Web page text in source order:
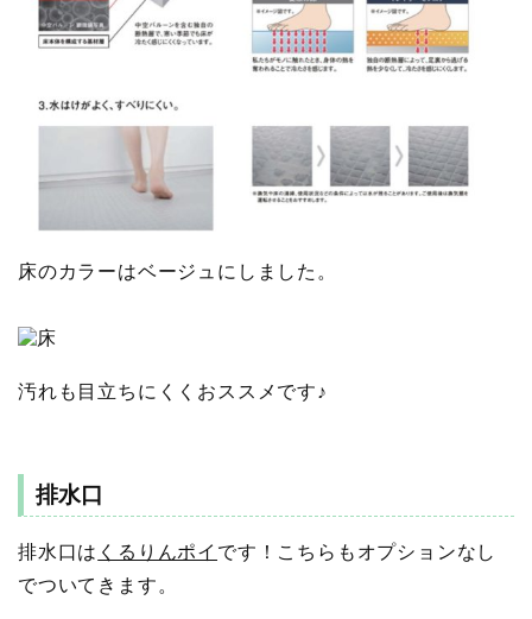
床のカラーはベージュにしました。
汚れも目立ちにくくおススメです♪
排水口
排水口は くるりんポイ です！こちらもオプションなし
でついてきます。